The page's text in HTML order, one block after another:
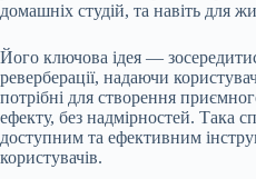
домашніх студій, та навіть для
Його ключова ідея —
реверберації, надаючи
потрібні для створення
ефекту, без надмірностей. Така
доступним та ефективним
користувачів.